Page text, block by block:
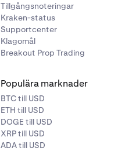
Tillgångsnoteringar
Kraken-status
Supportcenter
Klagomål
Breakout Prop Trading
Populära marknader
BTC till USD
ETH till USD
DOGE till USD
XRP till USD
ADA till USD